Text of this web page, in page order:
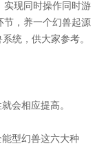
实现同时操作同时游
节，养一个幻兽起源
统，供大家参考。
会相应提高。
型幻兽这六大种